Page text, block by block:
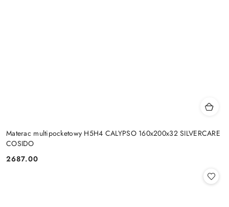
Materac multipocketowy H5H4 CALYPSO 160x200x32 SILVERCARE
COSIDO
Cena:
2687.00